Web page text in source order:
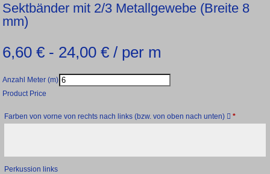
Sektbänder mit 2/3 Metallgewebe (Breite 8
mm)
6,60 € - 24,00 € / per m
Anzahl Meter (m)
Product Price
Farben von vorne von rechts nach links (bzw. von oben nach unten) *
Perkussion links